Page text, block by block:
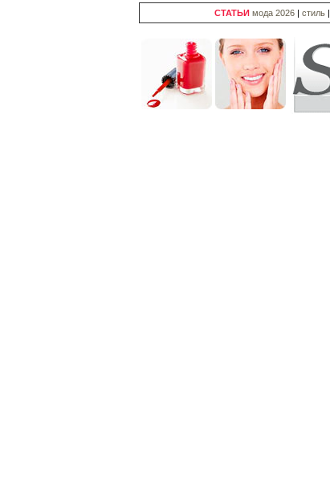
СТАТЬИ мода 2026 | стиль |